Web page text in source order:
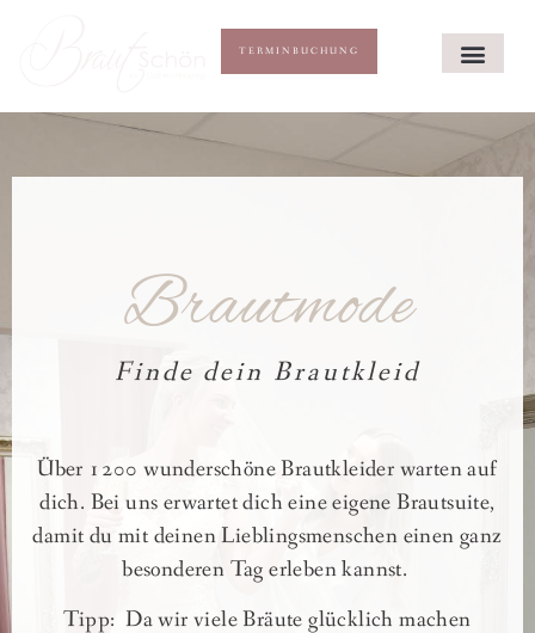
TERMINBUCHUNG
Brautmode
Finde dein Brautkleid
Über 1200 wunderschöne Brautkleider warten auf
dich. Bei uns erwartet dich eine eigene Brautsuite,
damit du mit deinen Lieblingsmenschen einen ganz
besonderen Tag erleben kannst.
Tipp: Da wir viele Bräute glücklich machen